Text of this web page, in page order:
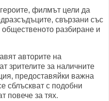
филмът цели да
свързани със
разбиране и
авторите на
зрителите за наличните
предоставяйки важна
сблъскват с подобни
повече за тях.